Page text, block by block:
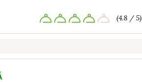
(4.8 / 5)